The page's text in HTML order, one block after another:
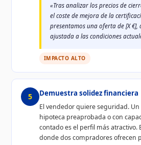
«Tras analizar los precios de
el coste de mejora de la
presentamos una oferta de [X €],
ajustada a las condiciones
IMPACTO ALTO
5 Demuestra solidez financiera
El vendedor quiere seguridad.
hipoteca preaprobada o con
contado es el perfil más atractivo.
donde dos compradores ofrecen